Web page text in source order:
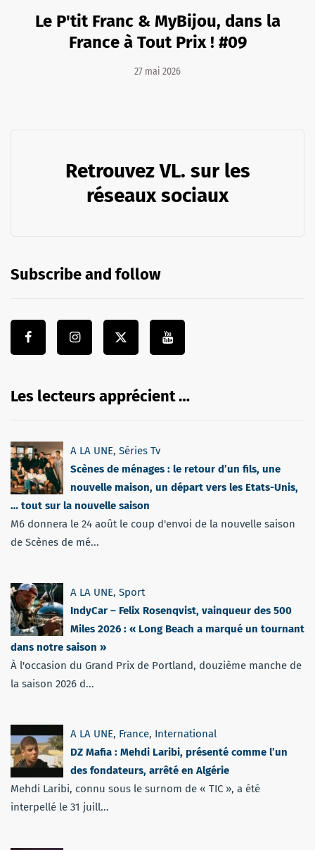
Le P'tit Franc & MyBijou, dans la
France à Tout Prix ! #09
27 mai 2026
Retrouvez VL. sur les
réseaux sociaux
Subscribe and follow
Les lecteurs apprécient …
A LA UNE, Séries Tv
Scènes de ménages : le retour d’un fils, une
nouvelle maison, un départ vers les Etats-Unis,
… tout sur la nouvelle saison
M6 donnera le 24 août le coup d'envoi de la nouvelle saison
de Scènes de mé...
A LA UNE, Sport
IndyCar – Felix Rosenqvist, vainqueur des 500
Miles 2026 : « Long Beach a marqué un tournant
dans notre saison »
À l'occasion du Grand Prix de Portland, douzième manche de
la saison 2026 d...
A LA UNE, France, International
DZ Mafia : Mehdi Laribi, présenté comme l’un
des fondateurs, arrêté en Algérie
Mehdi Laribi, connu sous le surnom de « TIC », a été
interpellé le 31 juill...